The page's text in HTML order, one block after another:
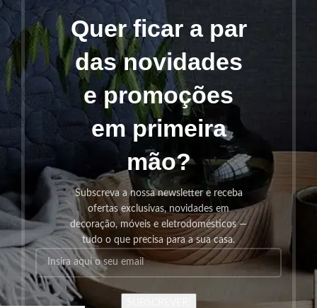
Quer ficar a par
das novidades
e promoções
em primeira
mão?
Subscreva a nossa newsletter e receba
ofertas exclusivas, novidades em
decoração, móveis e eletrodomésticos —
tudo o que precisa para a sua casa.